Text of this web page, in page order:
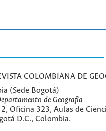
COLOMBIANA DE
(Sede Bogotá)
de Geografía
Oficina 323, Aulas de
D.C., Colombia.